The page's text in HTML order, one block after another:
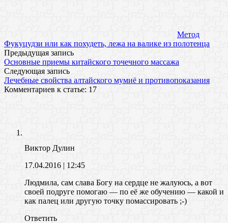
Метод
Фукуцудзи или как похудеть, лежа на валике из полотенца
Предыдущая запись
Основные приемы китайского точечного массажа
Следующая запись
Лечебные свойства алтайского мумиё и противопоказания
Комментариев к статье: 17
Виктор Дулин
17.04.2016 | 12:45
Людмила, сам слава Богу на сердце не жалуюсь, а вот
своей подруге помогаю — по её же обучению — какой и
как палец или другую точку помассировать ;-)
Ответить